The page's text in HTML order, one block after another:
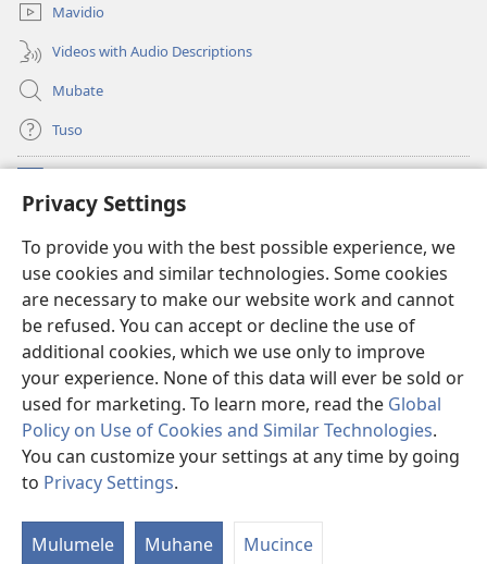
Privacy Settings
To provide you with the best possible experience, we
use cookies and similar technologies. Some cookies
are necessary to make our website work and cannot
be refused. You can accept or decline the use of
additional cookies, which we use only to improve
your experience. None of this data will ever be sold or
used for marketing. To learn more, read the Global
Policy on Use of Cookies and Similar Technologies.
You can customize your settings at any time by going
to Privacy Settings.
Mulumele Muhane Mucince
Mavidio
Videos with Audio Descriptions
Mubate
Tuso
(opens
new
Sifalana sa fa Intaneti sa Watchtower
(opens
new
window)JW Hub
(opens
new
window)Progilamu ya JW Library®
Copyright© 2026 Watch Tower Bible and Tract Society of Pennsylvania.
TUMELELANO YA KUITUSISA WEBUSAITI YE
ZAMINA